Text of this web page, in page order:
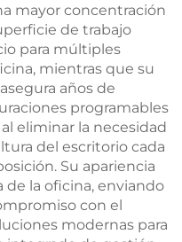
mayor concentración
de trabajo
para múltiples
mientras que su
años de
programables
eliminar la necesidad
del escritorio cada
Su apariencia
de la oficina, enviando
con el
modernas para